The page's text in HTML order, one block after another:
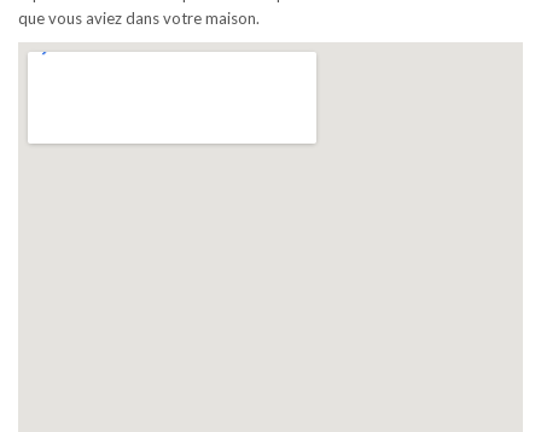
que vous aviez dans votre maison.